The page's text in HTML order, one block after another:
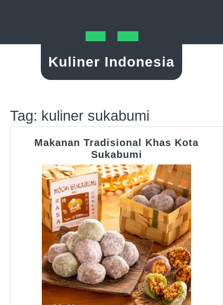
Open
Button
Kuliner Indonesia
Tag: kuliner sukabumi
Makanan Tradisional Khas Kota
Sukabumi
Tradisional
Khas
Kota
Sukabumi